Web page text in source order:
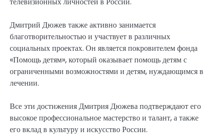
Дмитрий Дюжев также активно занимается
благотворительностью и участвует в различных
социальных проектах. Он является покровителем фонда
«Помощь детям», который оказывает помощь детям с
ограниченными возможностями и детям, нуждающимся в
лечении.
Все эти достижения Дмитрия Дюжева подтверждают его
высокое профессиональное мастерство и талант, а также
его вклад в культуру и искусство России.